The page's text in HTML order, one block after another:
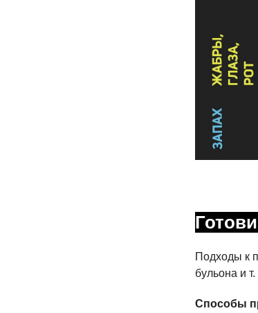
Подходы к
бульона и т.
Способы